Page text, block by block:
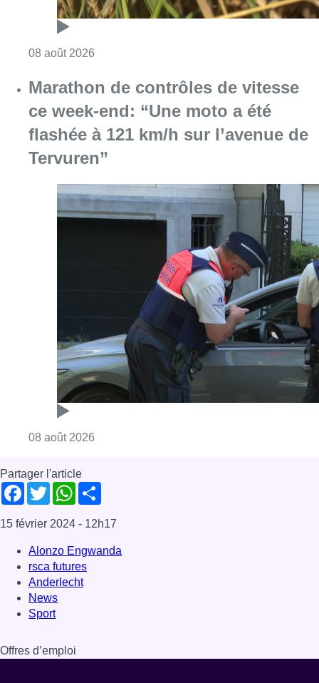
08 août 2026
Marathon de contrôles de vitesse
ce week-end: “Une moto a été
flashée à 121 km/h sur l’avenue de
Tervuren”
08 août 2026
Partager l'article
Facebook
TwitterWhatsApp
15 février 2024 - 12h17
Alonzo Engwanda
rsca futures
Anderlecht
News
Sport
Offres d’emploi